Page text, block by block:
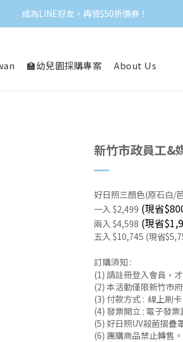
成為LINE好友，再領$50折價券！
🏫幼兒園採購專案 About Us
新竹市政員工&
好日照三顏色(原石白/
一入 $2,499 (現省
兩入 $4,598 (現省
五入 $10,745 (現省
訂購須知 :
(1) 請註冊登入會員，
(2) 本活動僅限新竹市
(3) 付款方式 : 線上刷
(4) 發票開立 : 電子發
(5) 好日照UV殺菌摺疊
(6) 團購商品禁止轉售。